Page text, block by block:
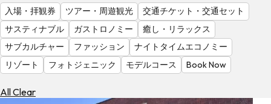
る
気
を
見
る
入場・拝観券 ツアー・周遊観光
交通チケット・交通セット
サスティナブル
ガストロノミー
癒し・リラックス
サブカルチャー
ファッション
ナイトタイムエコノミー
リゾート
フォトジェニック モデルコース Book Now
All Clear